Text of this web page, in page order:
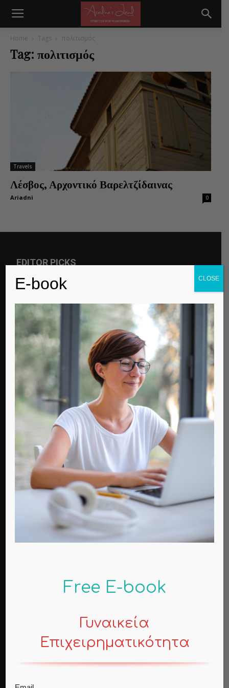
Home Tags πολιτισμός
Tag: πολιτισμός
Travels
Λέσβος, Αρχοντικό Βαρελτζίδαινας
Ariadni 0
EDITOR PICKS
Μισός αιώνας ζωής
Contemporary Life
Ποιον τύπο Λυκείου να επιλέξω;
Contemporary Life
POPULAR POSTS
Το σπήλαιο της Αντιπάρου
Travels
Δολοφόνοι ονείρων, δολοφόνοι ψυχών
Contemporary Life
POPULAR CATEGORY
Contemporary Life
E-book
Free E-book
Γυναικεία
Επιχειρηματικότητα
CLOSE